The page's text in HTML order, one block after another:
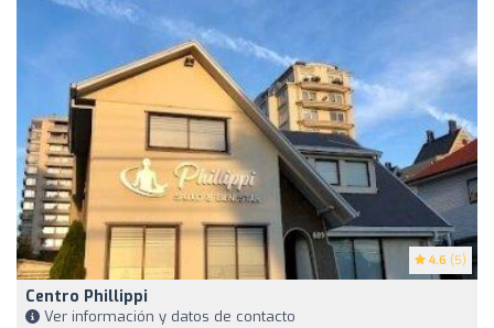
4.6 (5)
Centro Phillippi
Ver información y datos de contacto